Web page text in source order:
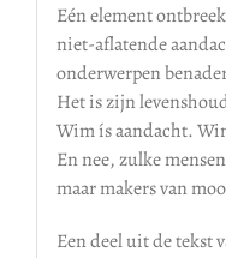
Eén element
niet-aflatende
onderwerpen
Het is zijn
Wim ís aandacht.
En nee, zulke
maar makers van
Een deel uit de tekst